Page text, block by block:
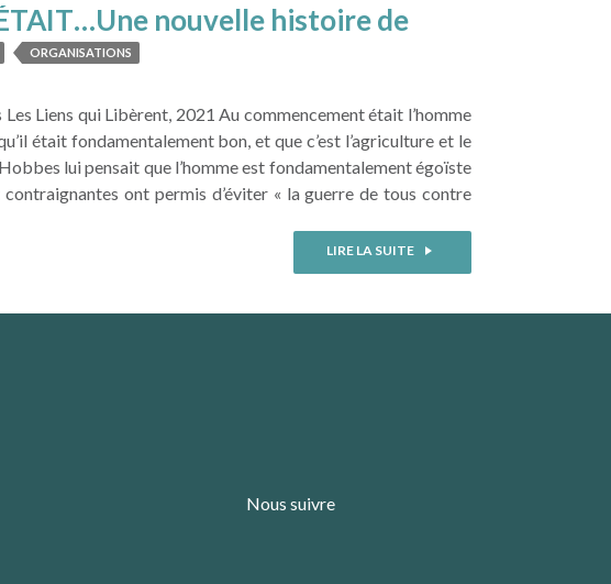
nouvelle histoire de
ORGANISATIONS
Liens qui Libèrent, 2021 Au commencement était l’homme
était fondamentalement bon, et que c’est l’agriculture et le
lui pensait que l’homme est fondamentalement égoïste
ont permis d’éviter « la guerre de tous contre
LIRE LA SUITE
Nous suivre